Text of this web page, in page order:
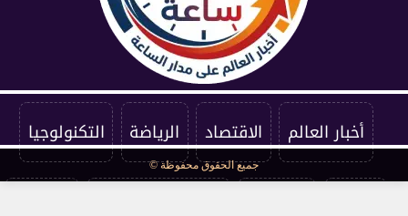
أخبار العالم الاقتصاد الرياضة التكنولوجيا
جميع الحقوق محفوظة ©